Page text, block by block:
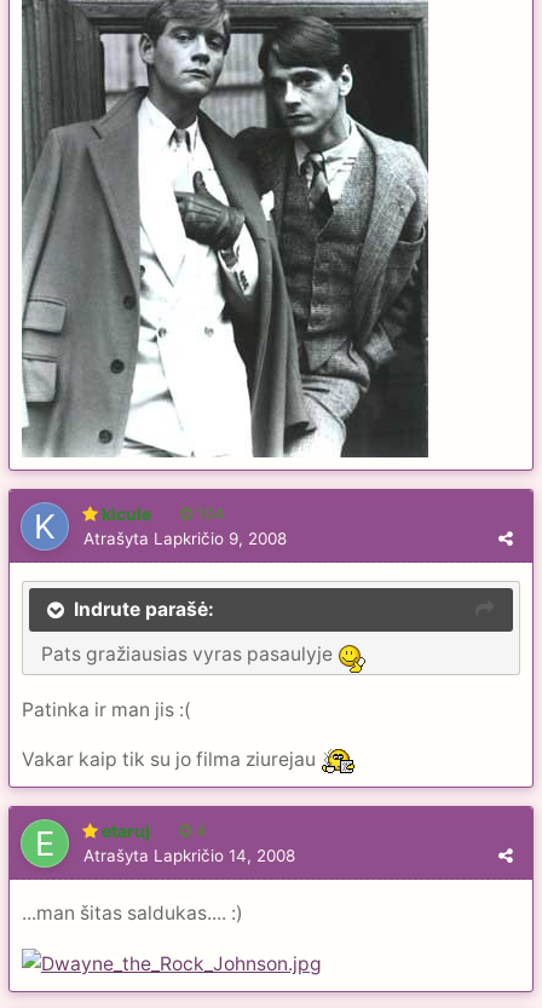
kicule 104
Atrašyta Lapkričio 9, 2008
Indrute parašė:
Pats gražiausias vyras pasaulyje
Patinka ir man jis :(
Vakar kaip tik su jo filma ziurejau
etaruj 4
Atrašyta Lapkričio 14, 2008
...man šitas saldukas.... :)